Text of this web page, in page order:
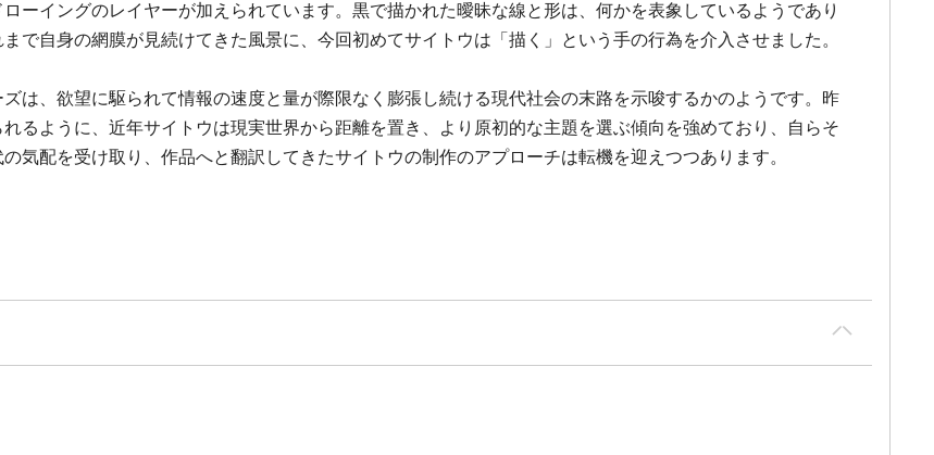
ーイングのレイヤーが加えられています。黒で描かれた曖昧な線と形は、何かを表象しているようであり
で自身の網膜が見続けてきた風景に、今回初めてサイトウは「描く」という手の行為を介入させました。
は、欲望に駆られて情報の速度と量が際限なく膨張し続ける現代社会の末路を示唆するかのようです。昨
るように、近年サイトウは現実世界から距離を置き、より原初的な主題を選ぶ傾向を強めており、自らそ
気配を受け取り、作品へと翻訳してきたサイトウの制作のアプローチは転機を迎えつつあります。